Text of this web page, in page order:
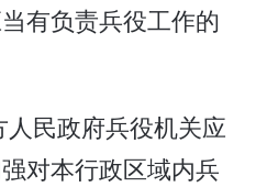
有负责兵役工作的
民政府兵役机关应
对本行政区域内兵